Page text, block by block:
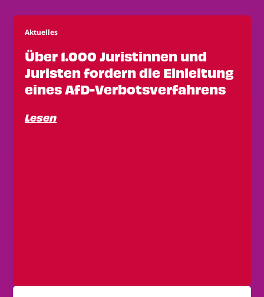
Aktuelles
Über 1.000 Juristinnen und
Juristen fordern die Einleitung
eines AfD-Verbotsverfahrens
Lesen